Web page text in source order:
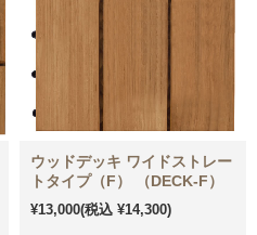
ウッドデッキ ワイドストレー
トタイプ（F） （DECK-F）
¥13,000(税込 ¥14,300)